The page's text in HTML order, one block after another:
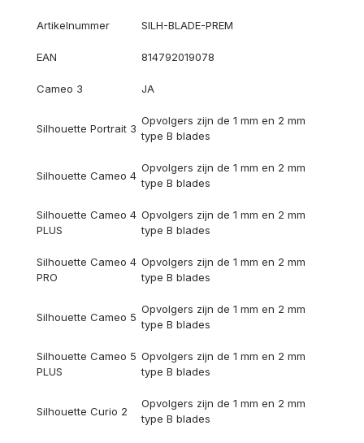
Artikelnummer SILH-BLADE-PREM
EAN 814792019078
Cameo 3 JA
Silhouette Portrait 3
Opvolgers zijn de 1 mm en 2 mm
type B blades
Silhouette Cameo 4
Opvolgers zijn de 1 mm en 2 mm
type B blades
Silhouette Cameo 4
PLUS
Opvolgers zijn de 1 mm en 2 mm
type B blades
Silhouette Cameo 4
PRO
Opvolgers zijn de 1 mm en 2 mm
type B blades
Silhouette Cameo 5
Opvolgers zijn de 1 mm en 2 mm
type B blades
Silhouette Cameo 5
PLUS
Opvolgers zijn de 1 mm en 2 mm
type B blades
Silhouette Curio 2
Opvolgers zijn de 1 mm en 2 mm
type B blades